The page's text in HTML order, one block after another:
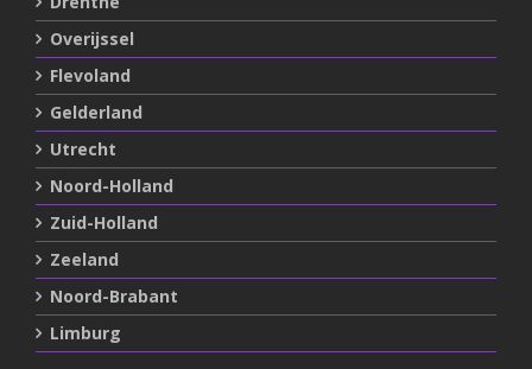
Overijssel
Flevoland
Gelderland
Utrecht
Noord-Holland
Zuid-Holland
Zeeland
Noord-Brabant
Limburg